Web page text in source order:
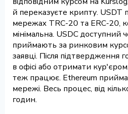
й переказуєте крипту.
мережах TRC-20 та ERC-20,
мінімальна. USDC доступний
приймають за ринковим
заявці. Після підтвердження
в офісі або отримати
теж працює. Ethereum
мережі. Весь процес, від
годин.